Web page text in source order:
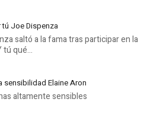
tú Joe Dispenza
saltó a la fama tras participar en la
tú qué...
sensibilidad Elaine Aron
altamente sensibles